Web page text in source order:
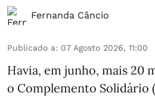
Fernanda Câncio
Publicado a: 07 Agosto 2026, 11:00
Havia, em junho, mais 20
o Complemento Solidário